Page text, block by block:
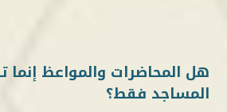
هل المحاضرات والمواعظ
المساجد فقط؟